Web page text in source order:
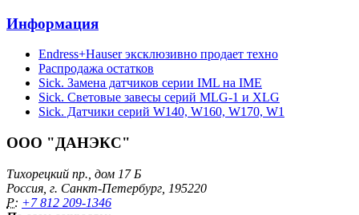
Информация
Endress+Hauser эксклюзивно продает техно
Распродажа остатков
Sick. Замена датчиков серии IML на IME
Sick. Световые завесы серий MLG-1 и XLG
Sick. Датчики серий W140, W160, W170, W1
ООО "ДАНЭКС"
Тихорецкий пр., дом 17 Б
Россия, г. Санкт-Петербург, 195220
P: +7 812 209-1346